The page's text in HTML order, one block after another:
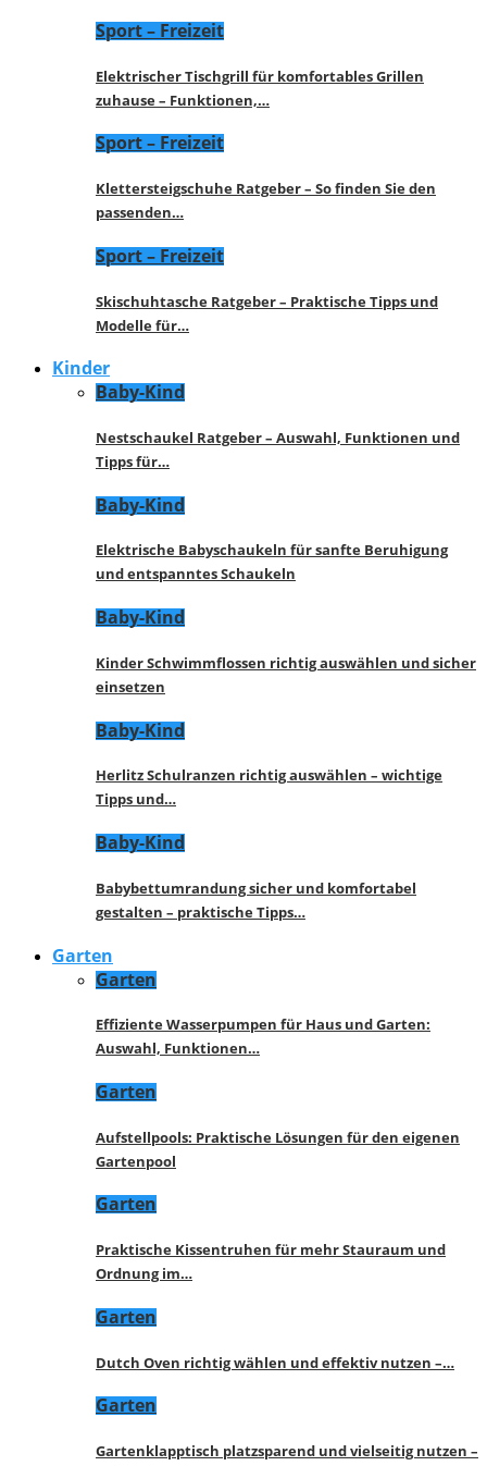
Sport – Freizeit
Elektrischer Tischgrill für komfortables Grillen
zuhause – Funktionen,…
Sport – Freizeit
Klettersteigschuhe Ratgeber – So finden Sie den
passenden…
Sport – Freizeit
Skischuhtasche Ratgeber – Praktische Tipps und
Modelle für…
Kinder
Baby-Kind
Nestschaukel Ratgeber – Auswahl, Funktionen und
Tipps für…
Baby-Kind
Elektrische Babyschaukeln für sanfte Beruhigung
und entspanntes Schaukeln
Baby-Kind
Kinder Schwimmflossen richtig auswählen und sicher
einsetzen
Baby-Kind
Herlitz Schulranzen richtig auswählen – wichtige
Tipps und…
Baby-Kind
Babybettumrandung sicher und komfortabel
gestalten – praktische Tipps…
Garten
Garten
Effiziente Wasserpumpen für Haus und Garten:
Auswahl, Funktionen…
Garten
Aufstellpools: Praktische Lösungen für den eigenen
Gartenpool
Garten
Praktische Kissentruhen für mehr Stauraum und
Ordnung im…
Garten
Dutch Oven richtig wählen und effektiv nutzen –…
Garten
Gartenklapptisch platzsparend und vielseitig nutzen –